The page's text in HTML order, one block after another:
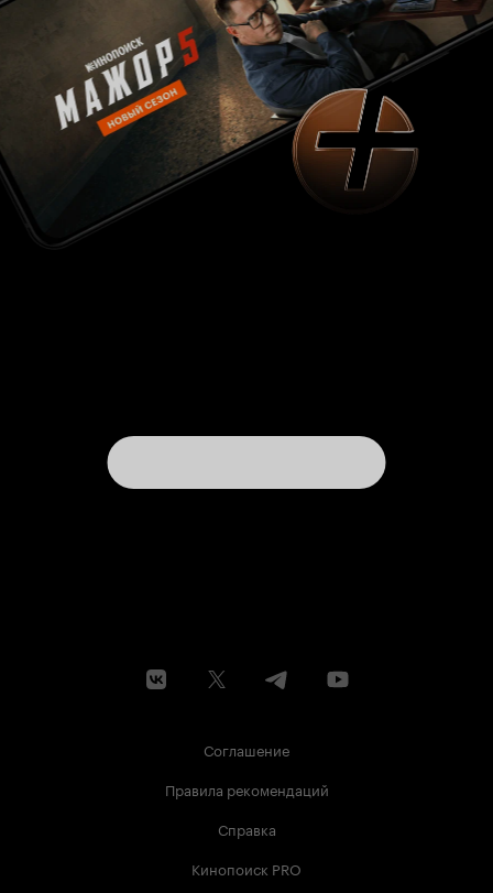
Соглашение
Правила рекомендаций
Справка
Кинопоиск PRO